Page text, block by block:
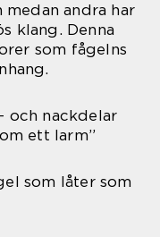
andra har
klang. Denna
som fågelns
och nackdelar
ett larm”
som låter som